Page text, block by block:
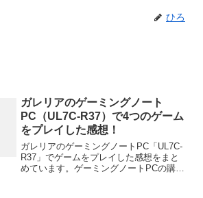
ひろ
ガレリアのゲーミングノート
PC（UL7C-R37）で4つのゲーム
をプレイした感想！
ガレリアのゲーミングノートPC「UL7C-
R37」でゲームをプレイした感想をまと
めています。ゲーミングノートPCの購入